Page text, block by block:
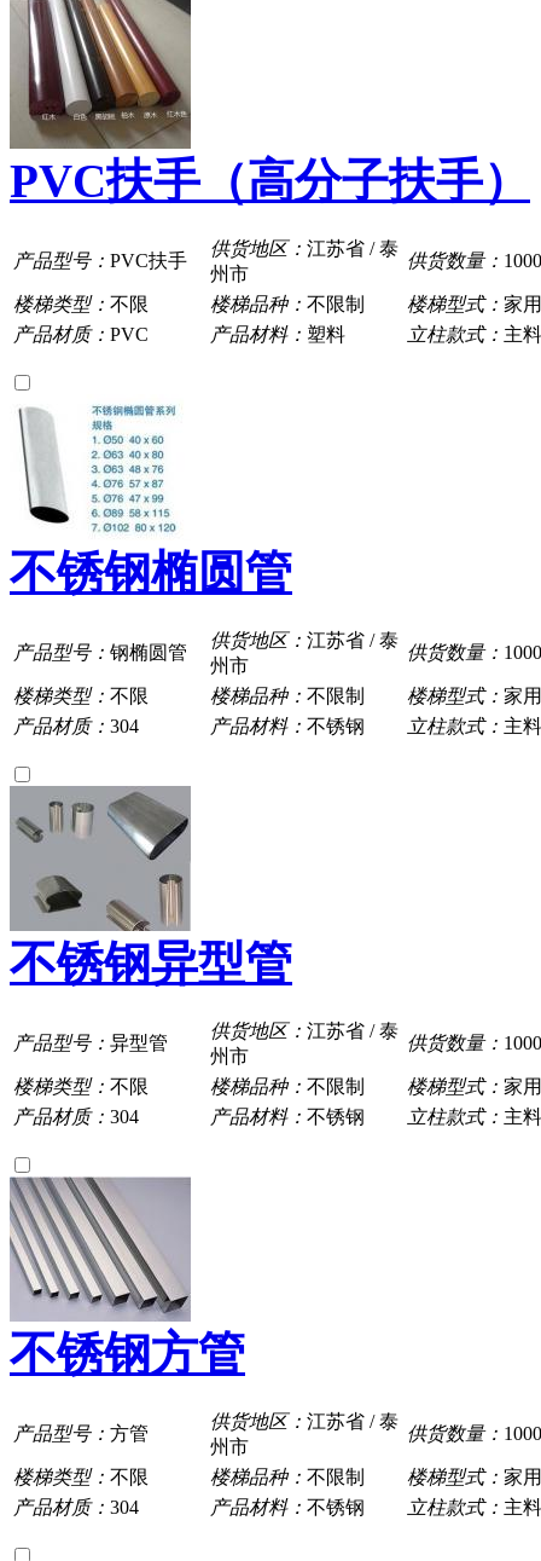
PVC扶手（高分子扶手）
产品型号： PVC扶手
供货地区： 江苏省 / 泰
州市
供货数量： 1000
楼梯类型： 不限 楼梯品种： 不限制 楼梯型式： 家
产品材质： PVC 产品材料： 塑料 立柱款式： 主
不锈钢椭圆管
产品型号： 钢椭圆管
供货地区： 江苏省 / 泰
州市
供货数量： 1000
楼梯类型： 不限 楼梯品种： 不限制 楼梯型式： 家
产品材质： 304 产品材料： 不锈钢 立柱款式： 主
不锈钢异型管
产品型号： 异型管
供货地区： 江苏省 / 泰
州市
供货数量： 1000
楼梯类型： 不限 楼梯品种： 不限制 楼梯型式： 家
产品材质： 304 产品材料： 不锈钢 立柱款式： 主
不锈钢方管
产品型号： 方管
供货地区： 江苏省 / 泰
州市
供货数量： 1000
楼梯类型： 不限 楼梯品种： 不限制 楼梯型式： 家
产品材质： 304 产品材料： 不锈钢 立柱款式： 主